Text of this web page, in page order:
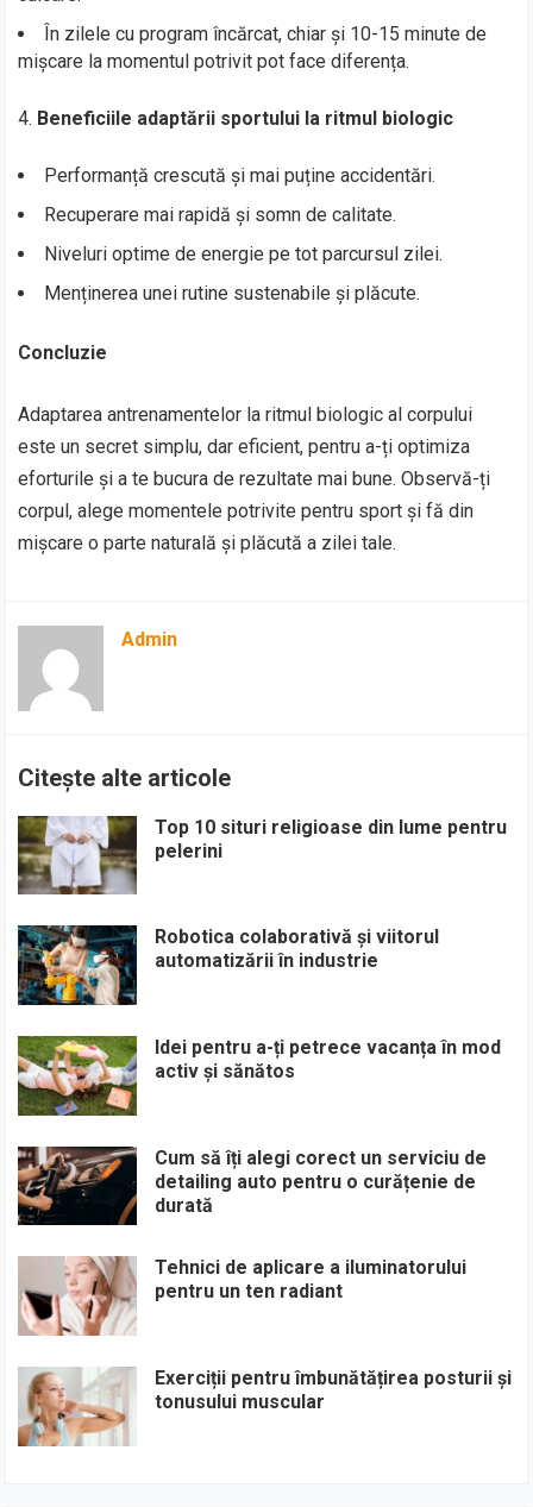
În zilele cu program încărcat, chiar și 10-15 minute de
mișcare la momentul potrivit pot face diferența.
Beneficiile adaptării sportului la ritmul biologic
Performanță crescută și mai puține accidentări.
Recuperare mai rapidă și somn de calitate.
Niveluri optime de energie pe tot parcursul zilei.
Menținerea unei rutine sustenabile și plăcute.
Concluzie
Adaptarea antrenamentelor la ritmul biologic al corpului
este un secret simplu, dar eficient, pentru a-ți optimiza
eforturile și a te bucura de rezultate mai bune. Observă-ți
corpul, alege momentele potrivite pentru sport și fă din
mișcare o parte naturală și plăcută a zilei tale.
Admin
Citește alte articole
Top 10 situri religioase din lume pentru
pelerini
Robotica colaborativă și viitorul
automatizării în industrie
Idei pentru a-ți petrece vacanța în mod
activ și sănătos
Cum să îți alegi corect un serviciu de
detailing auto pentru o curățenie de
durată
Tehnici de aplicare a iluminatorului
pentru un ten radiant
Exerciții pentru îmbunătățirea posturii și
tonusului muscular